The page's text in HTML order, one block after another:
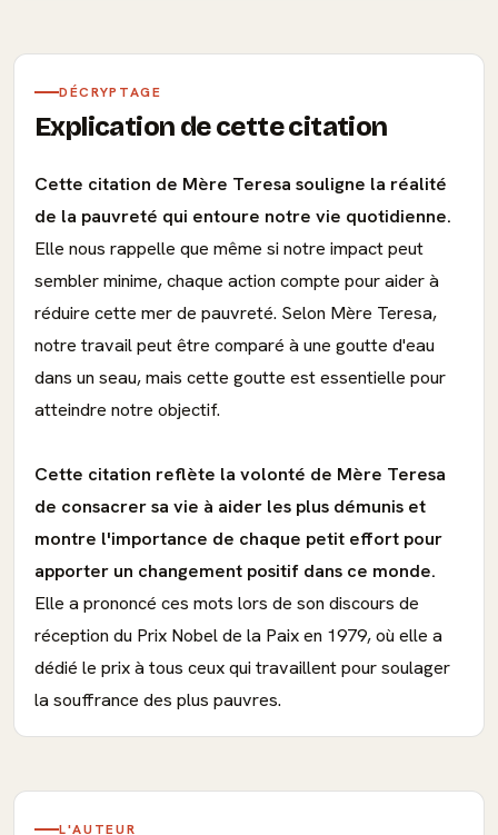
DÉCRYPTAGE
Explication de cette citation
Cette citation de Mère Teresa souligne la réalité
de la pauvreté qui entoure notre vie quotidienne.
Elle nous rappelle que même si notre impact peut
sembler minime, chaque action compte pour aider à
réduire cette mer de pauvreté. Selon Mère Teresa,
notre travail peut être comparé à une goutte d'eau
dans un seau, mais cette goutte est essentielle pour
atteindre notre objectif.
Cette citation reflète la volonté de Mère Teresa
de consacrer sa vie à aider les plus démunis et
montre l'importance de chaque petit effort pour
apporter un changement positif dans ce monde.
Elle a prononcé ces mots lors de son discours de
réception du Prix Nobel de la Paix en 1979, où elle a
dédié le prix à tous ceux qui travaillent pour soulager
la souffrance des plus pauvres.
L'AUTEUR